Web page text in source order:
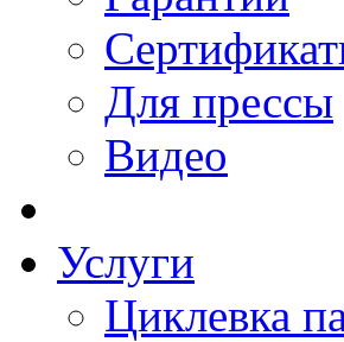
Для прессы
Видео
Услуги
Циклевка